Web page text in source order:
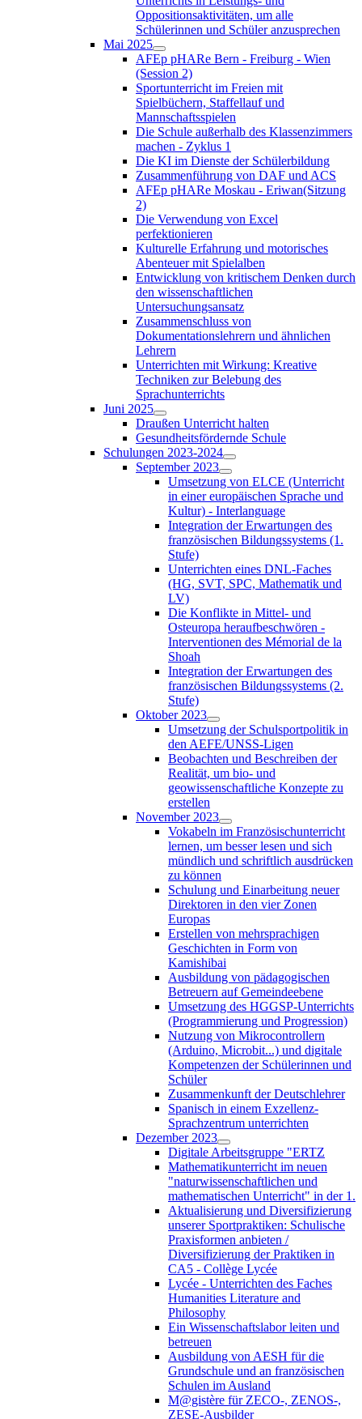
Oppositionsaktivitäten, um alle
Schülerinnen und Schüler anzusprechen
Mai 2025
AFEp pHARe Bern - Freiburg - Wien
(Session 2)
Sportunterricht im Freien mit
Spielbüchern, Staffellauf und
Mannschaftsspielen
Die Schule außerhalb des Klassenzimmers
machen - Zyklus 1
Die KI im Dienste der Schülerbildung
Zusammenführung von DAF und ACS
AFEp pHARe Moskau - Eriwan(Sitzung
2)
Die Verwendung von Excel
perfektionieren
Kulturelle Erfahrung und motorisches
Abenteuer mit Spielalben
Entwicklung von kritischem Denken durch
den wissenschaftlichen
Untersuchungsansatz
Zusammenschluss von
Dokumentationslehrern und ähnlichen
Lehrern
Unterrichten mit Wirkung: Kreative
Techniken zur Belebung des
Sprachunterrichts
Juni 2025
Draußen Unterricht halten
Gesundheitsfördernde Schule
Schulungen 2023-2024
September 2023
Umsetzung von ELCE (Unterricht
in einer europäischen Sprache und
Kultur) - Interlanguage
Integration der Erwartungen des
französischen Bildungssystems (1.
Stufe)
Unterrichten eines DNL-Faches
(HG, SVT, SPC, Mathematik und
LV)
Die Konflikte in Mittel- und
Osteuropa heraufbeschwören -
Interventionen des Mémorial de la
Shoah
Integration der Erwartungen des
französischen Bildungssystems (2.
Stufe)
Oktober 2023
Umsetzung der Schulsportpolitik in
den AEFE/UNSS-Ligen
Beobachten und Beschreiben der
Realität, um bio- und
geowissenschaftliche Konzepte zu
erstellen
November 2023
Vokabeln im Französischunterricht
lernen, um besser lesen und sich
mündlich und schriftlich ausdrücken
zu können
Schulung und Einarbeitung neuer
Direktoren in den vier Zonen
Europas
Erstellen von mehrsprachigen
Geschichten in Form von
Kamishibai
Ausbildung von pädagogischen
Betreuern auf Gemeindeebene
Umsetzung des HGGSP-Unterrichts
(Programmierung und Progression)
Nutzung von Mikrocontrollern
(Arduino, Microbit...) und digitale
Kompetenzen der Schülerinnen und
Schüler
Zusammenkunft der Deutschlehrer
Spanisch in einem Exzellenz-
Sprachzentrum unterrichten
Dezember 2023
Digitale Arbeitsgruppe "ERTZ
Mathematikunterricht im neuen
"naturwissenschaftlichen und
mathematischen Unterricht" in der 1.
Aktualisierung und Diversifizierung
unserer Sportpraktiken: Schulische
Praxisformen anbieten /
Diversifizierung der Praktiken in
CA5 - Collège Lycée
Lycée - Unterrichten des Faches
Humanities Literature and
Philosophy
Ein Wissenschaftslabor leiten und
betreuen
Ausbildung von AESH für die
Grundschule und an französischen
Schulen im Ausland
M@gistère für ZECO-, ZENOS-,
ZESE-Ausbilder